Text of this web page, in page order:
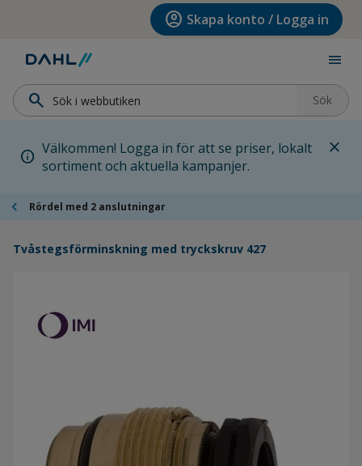
Hoppa till huvudinnehållet account_circle Skapa konto / Logga in
menu
search Sök
info Välkommen! Logga in för att se priser, lokalt
sortiment och aktuella kampanjer.
close
chevron_left Rördel med 2 anslutningar
Tvåstegsförminskning med tryckskruv 427